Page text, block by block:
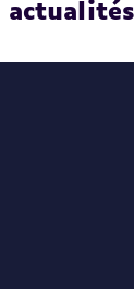
actualités